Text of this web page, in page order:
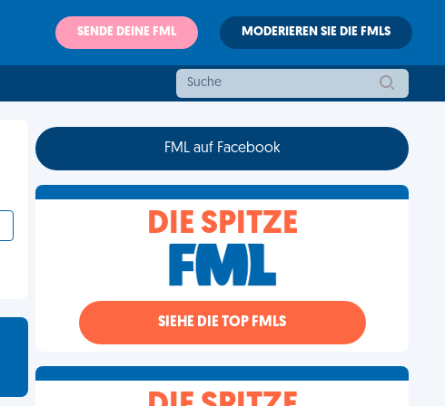
SENDE DEINE FML MODERIEREN SIE DIE FMLS
FML auf Facebook
DIE SPITZE
SIEHE DIE TOP FMLS